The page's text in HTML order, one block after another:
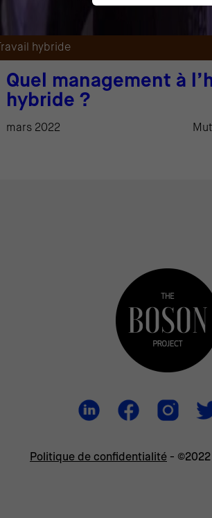
Travail hybride
Quel management à
hybride ?
mars 2022
Politique de confidentialité - ©2022